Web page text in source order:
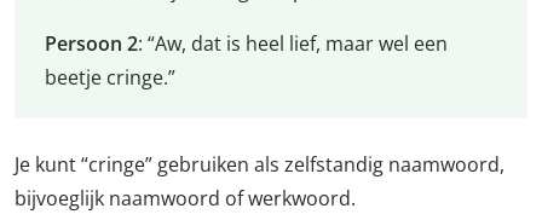
Persoon 2: “Aw, dat is heel lief, maar wel een
beetje cringe.”
Je kunt “cringe” gebruiken als zelfstandig naamwoord,
bijvoeglijk naamwoord of werkwoord.